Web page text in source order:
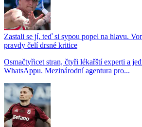
Zastali se jí, teď si sypou popel na hlavu.
pravdy čelí drsné kritice
Osmačtyřicet stran, čtyři lékařští experti a
WhatsAppu. Mezinárodní agentura pro...